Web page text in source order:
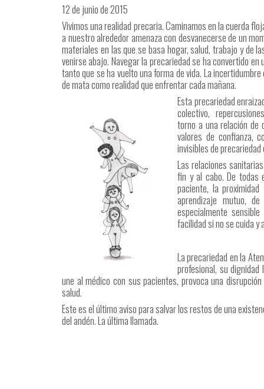
12 de junio de 2015
Vivimos una realidad precaria. Caminamos en la cuerda
a nuestro alrededor amenaza con desvanecerse de un
materiales en las que se basa ­hogar, salud, trabajo­ y de
venirse abajo. Navegar la precariedad se ha convertido
tanto que se ha vuelto una forma de vida. La
de mata como realidad que enfrentar cada mañana.
Esta precariedad
colectivo,
torno a una relación de
valores de confianza,
invisibles de
Las relaciones
fin y al cabo­. De todas
paciente, la
aprendizaje mutuo,
especialmente
facilidad si no se cuida y
La precariedad en la
profesional, su
une al médico con sus pacientes, provoca una
salud.
Este es el último aviso para salvar los restos de una
del andén. La última llamada.